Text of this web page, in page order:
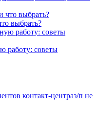
выбрать?
работу: советы
контакт-центраз/п не